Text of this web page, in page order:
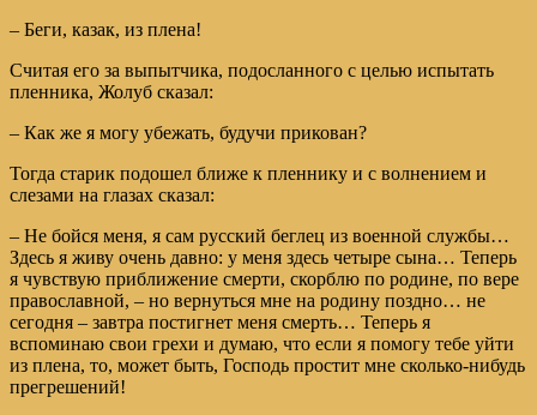
– Беги, казак, из плена!
Считая его за выпытчика, подосланного с целью испытать
пленника, Жолуб сказал:
– Как же я могу убежать, будучи прикован?
Тогда старик подошел ближе к пленнику и с волнением и
слезами на глазах сказал:
– Не бойся меня, я сам русский беглец из военной службы…
Здесь я живу очень давно: у меня здесь четыре сына… Теперь
я чувствую приближение смерти, скорблю по родине, по вере
православной, – но вернуться мне на родину поздно… не
сегодня – завтра постигнет меня смерть… Теперь я
вспоминаю свои грехи и думаю, что если я помогу тебе уйти
из плена, то, может быть, Господь простит мне сколько-нибудь
прегрешений!